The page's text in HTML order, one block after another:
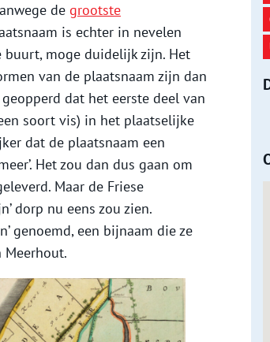
de grootste
is echter in nevelen
buurt, moge duidelijk zijn. Het
van de plaatsnaam zijn dan
geopperd dat het eerste deel van
soort vis) in het plaatselijke
dat de plaatsnaam een
Het zou dan dus gaan om
Maar de Friese
dorp nu eens zou zien.
genoemd, een bijnaam die ze